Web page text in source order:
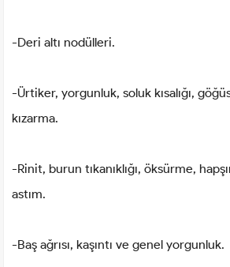
-Deri altı nodülleri.
-Ürtiker, yorgunluk, soluk kısalığı,
kızarma.
-Rinit, burun tıkanıklığı, öksürme,
astım.
-Baş ağrısı, kaşıntı ve genel yorgunluk.